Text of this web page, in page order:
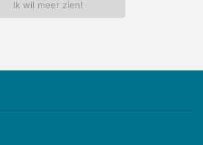
Ik wil meer zien!